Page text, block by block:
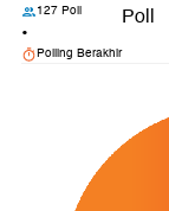
127 Poll
•
Polling Berakhir
Poll